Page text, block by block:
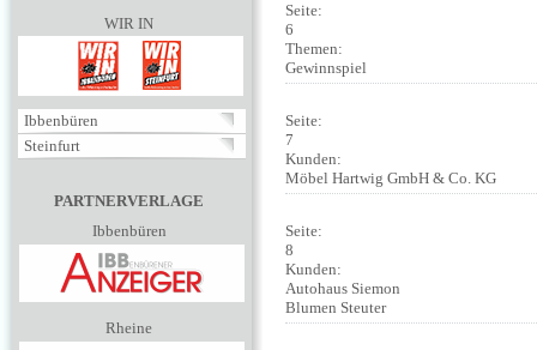
WIR IN
Ibbenbüren
Steinfurt
PARTNERVERLAGE
Ibbenbüren
Rheine
Seite:
6
Themen:
Gewinnspiel
Seite:
7
Kunden:
Möbel Hartwig GmbH & Co. KG
Seite:
8
Kunden:
Autohaus Siemon
Blumen Steuter